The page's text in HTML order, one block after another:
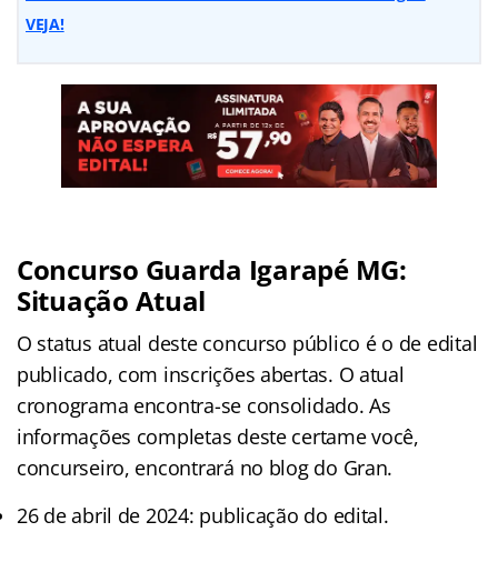
VEJA!
Concurso Guarda Igarapé MG:
Situação Atual
O status atual deste concurso público é o de edital
publicado, com inscrições abertas. O atual
cronograma encontra-se consolidado. As
informações completas deste certame você,
concurseiro, encontrará no blog do Gran.
26 de abril de 2024: publicação do edital.